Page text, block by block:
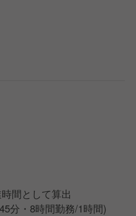
間として算出
分・8時間勤務/1時間)